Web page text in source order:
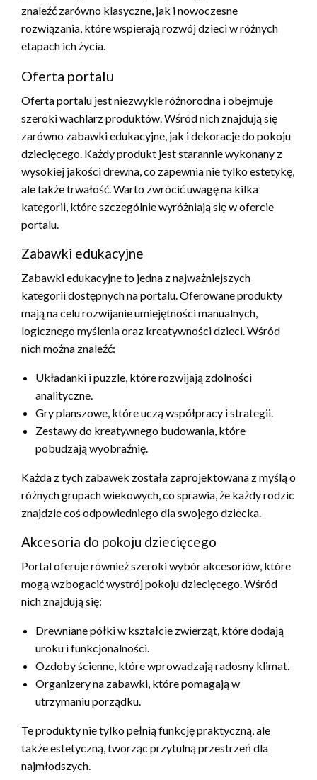
znaleźć zarówno klasyczne, jak i nowoczesne
rozwiązania, które wspierają rozwój dzieci w różnych
etapach ich życia.
Oferta portalu
Oferta portalu jest niezwykle różnorodna i obejmuje
szeroki wachlarz produktów. Wśród nich znajdują się
zarówno zabawki edukacyjne, jak i dekoracje do pokoju
dziecięcego. Każdy produkt jest starannie wykonany z
wysokiej jakości drewna, co zapewnia nie tylko estetykę,
ale także trwałość. Warto zwrócić uwagę na kilka
kategorii, które szczególnie wyróżniają się w ofercie
portalu.
Zabawki edukacyjne
Zabawki edukacyjne to jedna z najważniejszych
kategorii dostępnych na portalu. Oferowane produkty
mają na celu rozwijanie umiejętności manualnych,
logicznego myślenia oraz kreatywności dzieci. Wśród
nich można znaleźć:
Układanki i puzzle, które rozwijają zdolności
analityczne.
Gry planszowe, które uczą współpracy i strategii.
Zestawy do kreatywnego budowania, które
pobudzają wyobraźnię.
Każda z tych zabawek została zaprojektowana z myślą o
różnych grupach wiekowych, co sprawia, że każdy rodzic
znajdzie coś odpowiedniego dla swojego dziecka.
Akcesoria do pokoju dziecięcego
Portal oferuje również szeroki wybór akcesoriów, które
mogą wzbogacić wystrój pokoju dziecięcego. Wśród
nich znajdują się:
Drewniane półki w kształcie zwierząt, które dodają
uroku i funkcjonalności.
Ozdoby ścienne, które wprowadzają radosny klimat.
Organizery na zabawki, które pomagają w
utrzymaniu porządku.
Te produkty nie tylko pełnią funkcję praktyczną, ale
także estetyczną, tworząc przytulną przestrzeń dla
najmłodszych.